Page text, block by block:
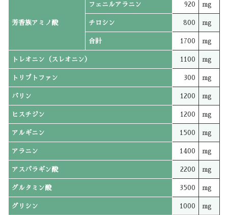
芳香族アミノ酸
フェニルアラニン 920 mg
チロシン 800 mg
合計 1700 mg
トレオニン（スレオニン） 1100 mg
トリプトファン 300 mg
バリン 1200 mg
ヒスチジン 1200 mg
アルギニン 1500 mg
アラニン 1400 mg
アスパラギン酸 2200 mg
グルタミン酸 3500 mg
グリシン 1000 mg